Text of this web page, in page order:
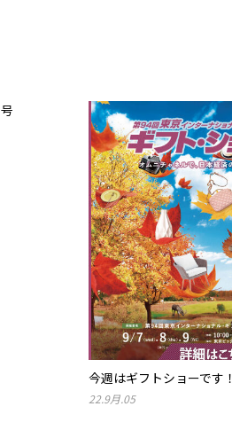
今週はギフトショーです！
22.9月.05